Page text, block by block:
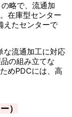
略で、流通加
在庫型センター
えたセンターで
な流通加工に対応
の組み立てな
めPDCには、高
）